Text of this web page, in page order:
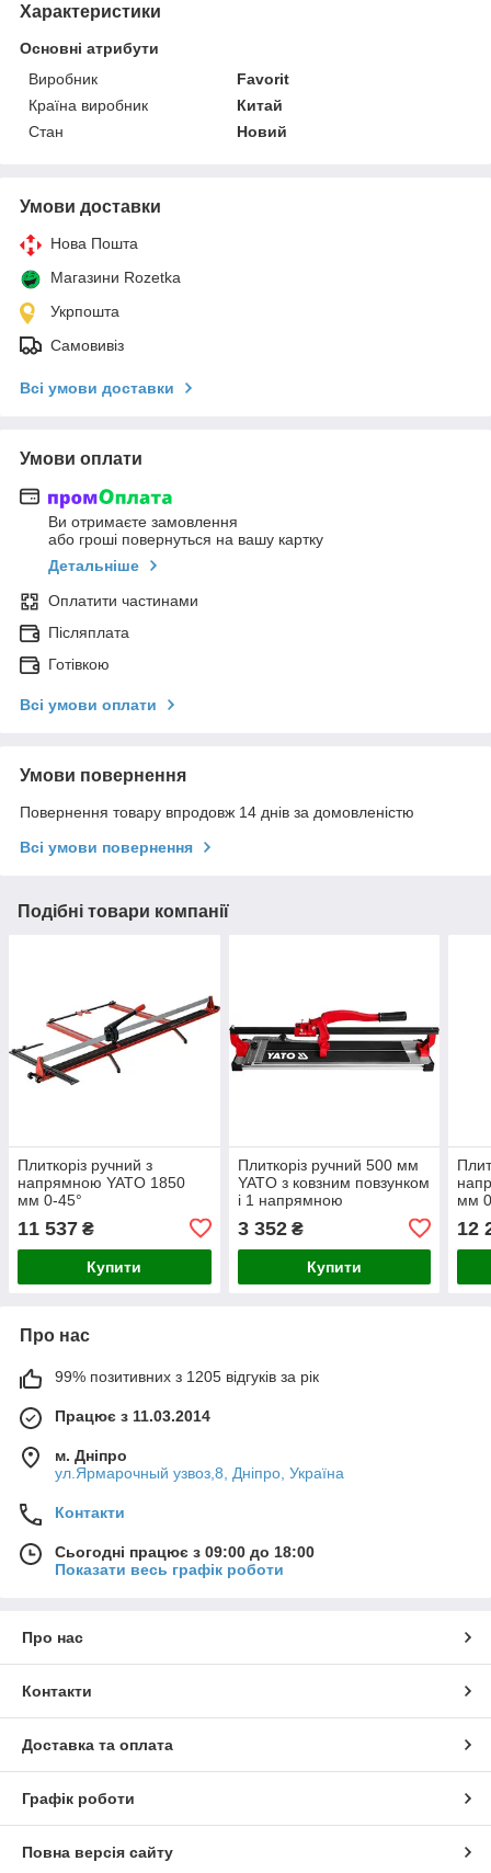
Характеристики
Основні атрибути
Виробник
Favorit
Країна виробник
Китай
Стан
Новий
Умови доставки
Нова Пошта
Магазини Rozetka
Укрпошта
Самовивіз
Всі умови доставки
Умови оплати
Ви отримаєте замовлення
або гроші повернуться на вашу картку
Детальніше
Оплатити частинами
Післяплата
Готівкою
Всі умови оплати
Умови повернення
Повернення товару впродовж 14 днів за домовленістю
Всі умови повернення
Подібні товари компанії
Плиткоріз ручний з
напрямною YATO 1850
мм 0-45°
11 537 ₴
Купити
Плиткоріз ручний 500 мм
YATO з ковзним повзунком
і 1 напрямною
3 352₴
Купити
мм
12
Про нас
99% позитивних з 1205 відгуків за рік
Працює з 11.03.2014
м. Дніпро
ул.Ярмарочный узвоз,8, Дніпро, Україна
Контакти
Сьогодні працює з 09:00 до 18:00
Показати весь графік роботи
Про нас
Контакти
Доставка та оплата
Графік роботи
Повна версія сайту